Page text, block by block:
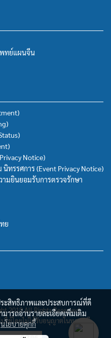
พทย์แผนจีน
Notice)
ทรรศการ (Event Privacy Notice)
ามยินยอมรับการตรวจรักษา
ย
2018 All Rights Reserved.
ใช้โดยไม่ได้รับอนุญาตในทุกกรณี
ระสิทธิภาพและประสบการณ์ที่ดี
ารถอ่านรายละเอียดเพิ่มเติม
นโยบายคุกกี้